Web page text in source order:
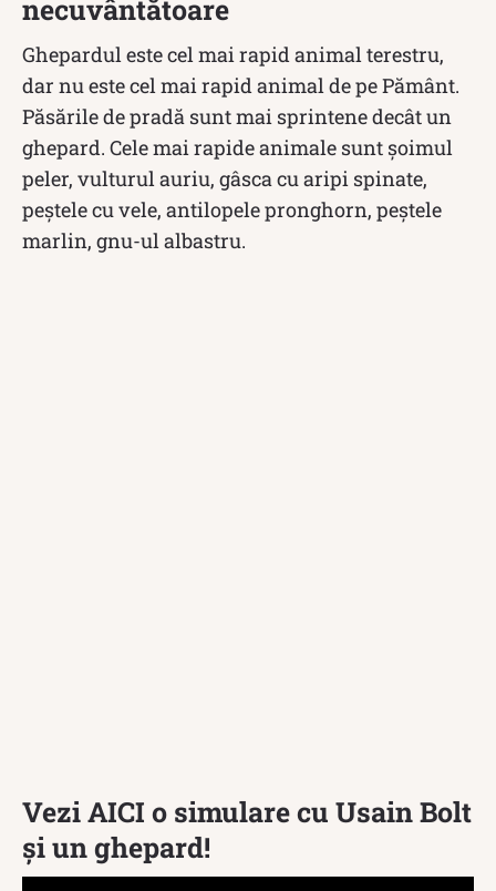
necuvântătoare
Ghepardul este cel mai rapid animal terestru,
dar nu este cel mai rapid animal de pe Pământ.
Păsările de pradă sunt mai sprintene decât un
ghepard. Cele mai rapide animale sunt șoimul
peler, vulturul auriu, gâsca cu aripi spinate,
peștele cu vele, antilopele pronghorn, peștele
marlin, gnu-ul albastru.
Vezi AICI o simulare cu Usain Bolt
și un ghepard!